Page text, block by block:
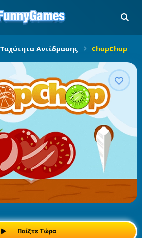
Ταχύτητα Αντίδρασης ChopChop
Παίξτε Τώρα